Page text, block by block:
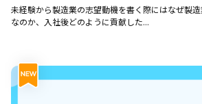
未経験から製造業の志望動機を書く際にはなぜ製
なのか、入社後どのように貢献した...